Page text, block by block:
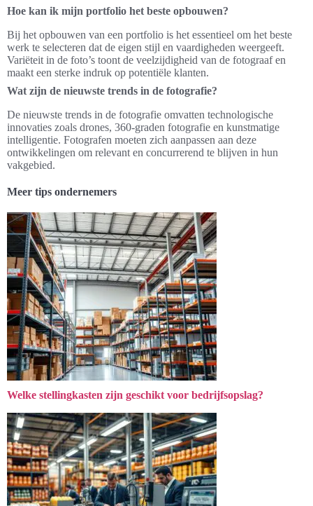
Hoe kan ik mijn portfolio het beste opbouwen?
Bij het opbouwen van een portfolio is het essentieel om het beste
werk te selecteren dat de eigen stijl en vaardigheden weergeeft.
Variëteit in de foto’s toont de veelzijdigheid van de fotograaf en
maakt een sterke indruk op potentiële klanten.
Wat zijn de nieuwste trends in de fotografie?
De nieuwste trends in de fotografie omvatten technologische
innovaties zoals drones, 360-graden fotografie en kunstmatige
intelligentie. Fotografen moeten zich aanpassen aan deze
ontwikkelingen om relevant en concurrerend te blijven in hun
vakgebied.
Meer tips ondernemers
Welke stellingkasten zijn geschikt voor bedrijfsopslag?